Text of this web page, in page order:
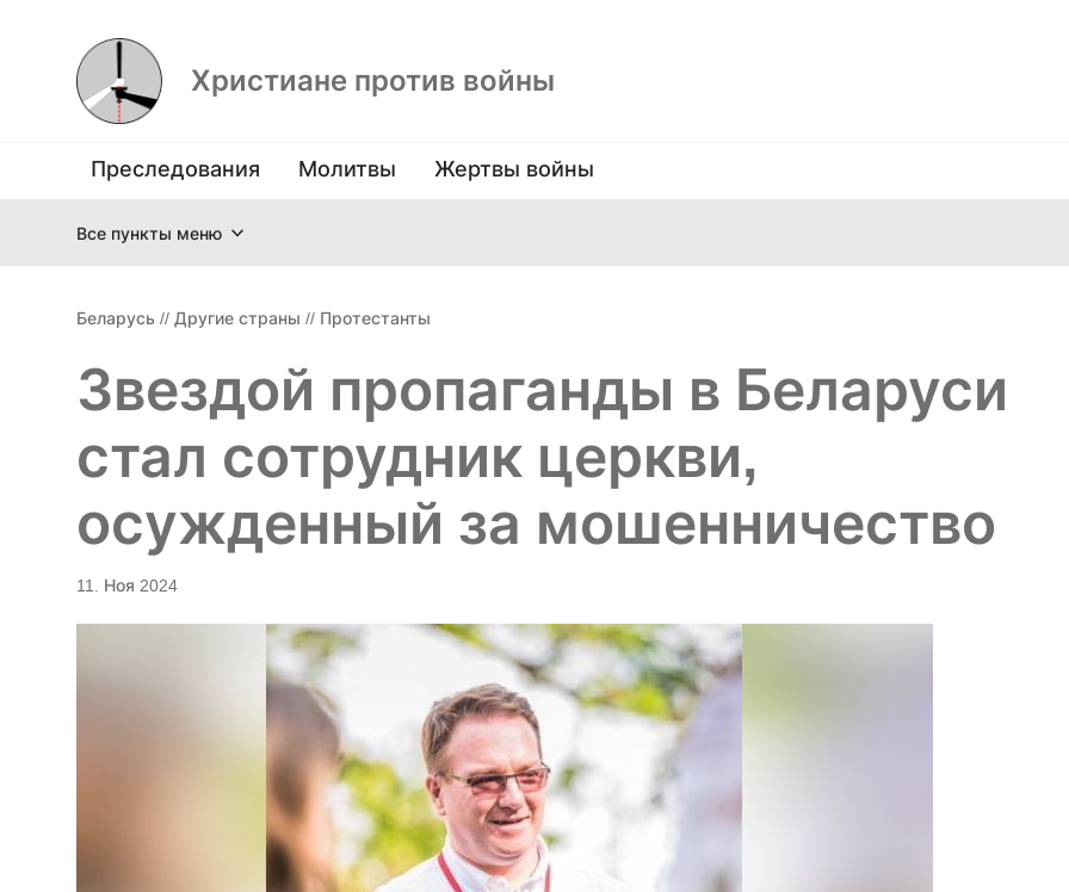
Христиане против войны
Преследования Молитвы Жертвы войны
Все пункты меню
Беларусь // Другие страны // Протестанты
Звездой пропаганды в Беларуси
стал сотрудник церкви,
осужденный за мошенничество
11. Ноя 2024